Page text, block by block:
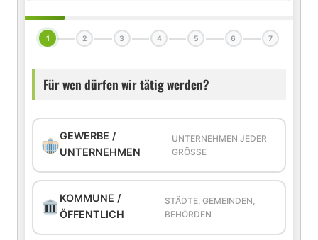
1 2 3 4 5 6 7
Für wen dürfen wir tätig werden?
GEWERBE /
UNTERNEHMEN
UNTERNEHMEN JEDER
GRÖSSE
KOMMUNE /
ÖFFENTLICH
STÄDTE, GEMEINDEN,
BEHÖRDEN